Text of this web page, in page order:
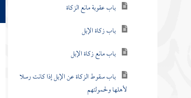
باب عقوبة مانع الزكاة
باب زكاة الإبل
باب مانع زكاة الإبل
باب سقوط الزكاة عن الإبل إذا كانت رسلا
لأهلها ولحمولتهم